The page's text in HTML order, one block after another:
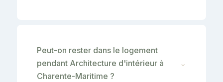
Peut-on rester dans le logement
pendant Architecture d'intérieur à
Charente-Maritime ?
⌄